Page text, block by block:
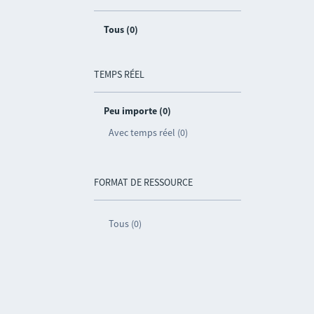
Tous (0)
TEMPS RÉEL
Peu importe (0)
Avec temps réel (0)
FORMAT DE RESSOURCE
Tous (0)